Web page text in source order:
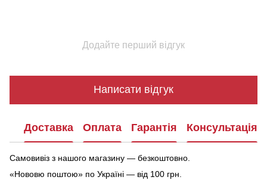
Додайте перший відгук
Написати відгук
Доставка Оплата Гарантія Консультація
Самовивіз з нашого магазину — безкоштовно.
«Нововю поштою» по Україні — від 100 грн.